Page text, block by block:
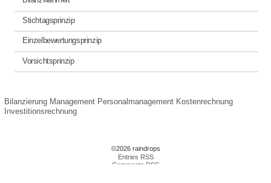
Stichtagsprinzip
Einzelbewertungsprinzip
Vorsichtsprinzip
Bilanzierung Management Personalmanagement Kostenrechnung
Investitionsrechnung
©2026 raindrops
Entries RSS
Comments RSS